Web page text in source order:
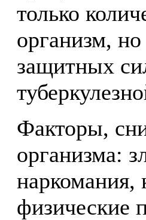
только
организм,
защитных
Факторы,
организма:
наркомания,
физические